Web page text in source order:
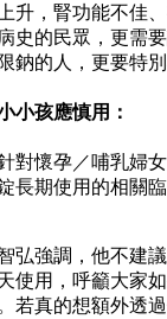
升，腎功能不佳
史的民眾，更需
鈉的人，更要特別
小孩應慎用：
對懷孕／哺乳婦
長期使用的相關
弘強調，他不建
使用，呼籲大家
若真的想額外透